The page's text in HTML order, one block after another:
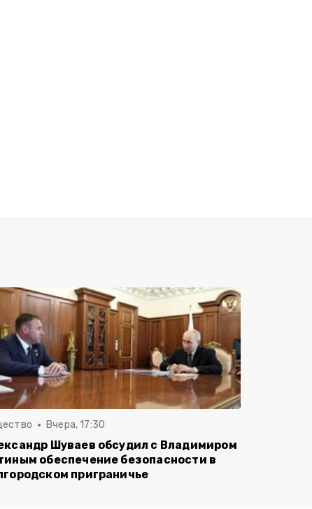
Вчера, 17:30
Шуваев обсудил с Владимиром
обеспечение безопасности в
приграничье